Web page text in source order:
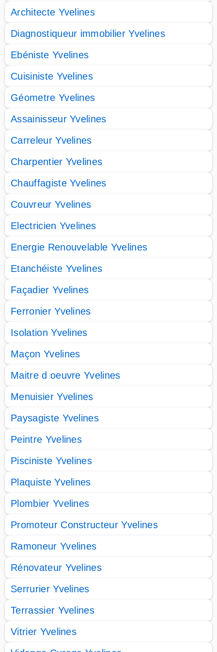
Architecte Yvelines
Diagnostiqueur immobilier Yvelines
Ebéniste Yvelines
Cuisiniste Yvelines
Géometre Yvelines
Assainisseur Yvelines
Carreleur Yvelines
Charpentier Yvelines
Chauffagiste Yvelines
Couvreur Yvelines
Electricien Yvelines
Energie Renouvelable Yvelines
Etanchéiste Yvelines
Façadier Yvelines
Ferronier Yvelines
Isolation Yvelines
Maçon Yvelines
Maitre d oeuvre Yvelines
Menuisier Yvelines
Paysagiste Yvelines
Peintre Yvelines
Pisciniste Yvelines
Plaquiste Yvelines
Plombier Yvelines
Promoteur Constructeur Yvelines
Ramoneur Yvelines
Rénovateur Yvelines
Serrurier Yvelines
Terrassier Yvelines
Vitrier Yvelines